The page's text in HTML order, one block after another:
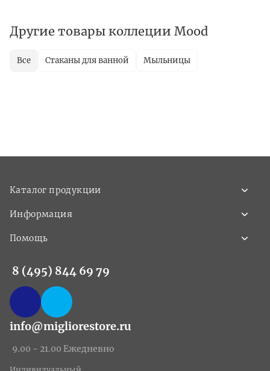
Другие товары коллеции Mood
Все Стаканы для ванной Мыльницы
Каталог продукции
Информация
Помощь
8 (495) 844 69 79
info@migliorestore.ru
9.00 - 21.00 Ежедневно